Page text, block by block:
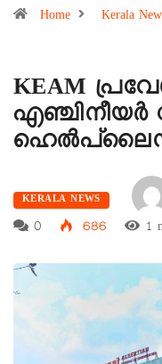
Home Kerala
KEAM
ഹെൽപ്‌ലൈൻ
KERALA NEWS
0
686 1